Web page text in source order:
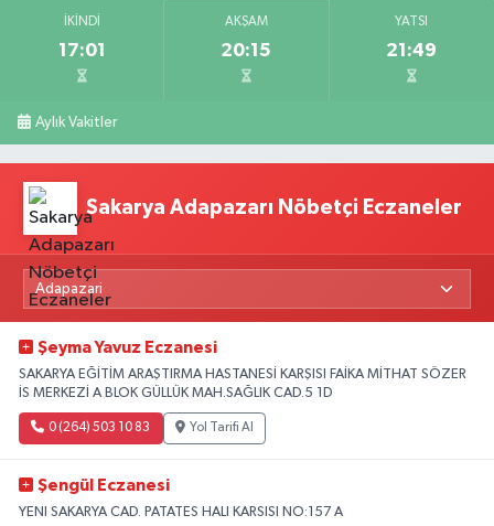
İKINDI
17:01
AKŞAM
20:15
YATSI
21:49
Aylık Vakitler
Sakarya Adapazarı Nöbetçi Eczaneler
Şeyma Yavuz Eczanesi
SAKARYA EĞİTİM ARAŞTIRMA HASTANESİ KARŞISI FAİKA MİTHAT SÖZER
İS MERKEZİ A BLOK GÜLLÜK MAH.SAĞLIK CAD.5 1D
0 (264) 503 10 83 Yol Tarifi Al
Şengül Eczanesi
YENI SAKARYA CAD. PATATES HALI KARSISI NO:157 A